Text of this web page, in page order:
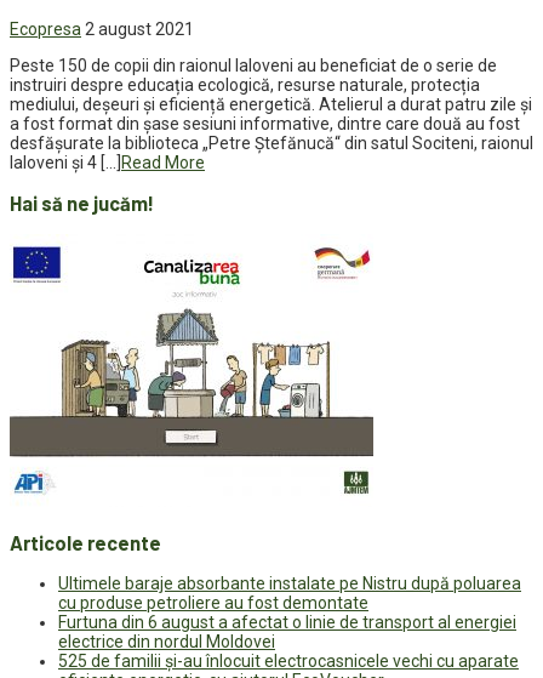
Ecopresa 2 august 2021
Peste 150 de copii din raionul Ialoveni au beneficiat de o serie de
instruiri despre educația ecologică, resurse naturale, protecția
mediului, deșeuri și eficiență energetică. Atelierul a durat patru zile și
a fost format din șase sesiuni informative, dintre care două au fost
desfășurate la biblioteca „Petre Ștefănucă“ din satul Sociteni, raionul
Ialoveni și 4 […]Read More
Hai să ne jucăm!
Articole recente
Ultimele baraje absorbante instalate pe Nistru după poluarea
cu produse petroliere au fost demontate
Furtuna din 6 august a afectat o linie de transport al energiei
electrice din nordul Moldovei
525 de familii și-au înlocuit electrocasnicele vechi cu aparate